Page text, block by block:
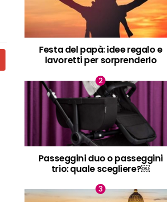
Festa del papà: idee regalo e
lavoretti per sorprenderlo
Passeggini duo o passeggini
trio: quale scegliere?￼